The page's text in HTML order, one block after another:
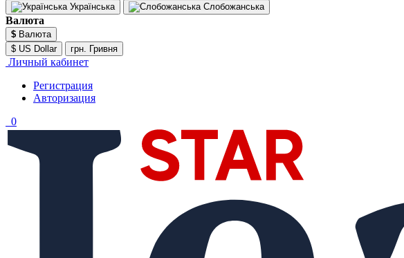
Українська
Слобожанська
Валюта
$ Валюта
$ US Dollar
грн. Гривня
Личный кабинет
Регистрация
Авторизация
0